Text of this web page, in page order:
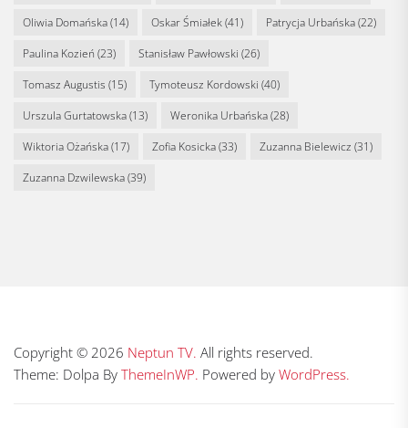
Oliwia Domańska(14) Oskar Śmiałek(41) Patrycja Urbańska(22)
Paulina Kozień (23) Stanisław Pawłowski (26)
Tomasz Augustis (15) Tymoteusz Kordowski (40)
Urszula Gurtatowska(13) Weronika Urbańska(28)
Wiktoria Ożańska(17) Zofia Kosicka(33) Zuzanna Bielewicz (31)
Zuzanna Dzwilewska(39)
Copyright © 2026 Neptun TV. All rights reserved.
Theme: Dolpa By ThemeInWP. Powered by WordPress.